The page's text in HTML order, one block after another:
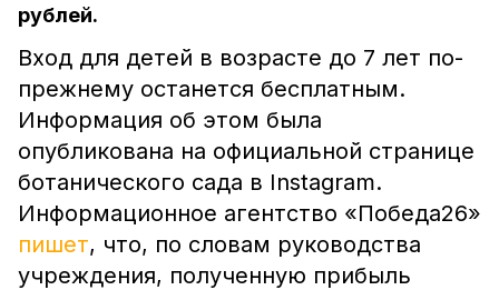
рублей.
Вход для детей в возрасте до 7 лет по-
прежнему останется бесплатным.
Информация об этом была
опубликована на официальной странице
ботанического сада в Instagram.
Информационное агентство «Победа26»
пишет, что, по словам руководства
учреждения, полученную прибыль